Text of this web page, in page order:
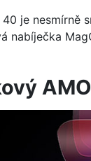
je nesmírně
nabíječka